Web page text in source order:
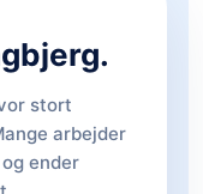
stort
arbejder
ender